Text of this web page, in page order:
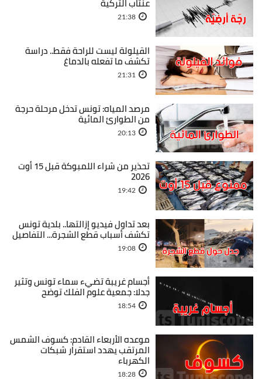
عنتاب التركية
21:38
القيلولة ليست للراحة فقط.. دراسة
تكشف ما تفعله بالدماغ
21:31
مرصد المياه: تونس تدخل مرحلة حرجة
من الطوارئ المائية
20:13
تحذير من شراء اللمبوكة قبل 15 أوت
2026
19:42
بعد تداول فيديو إزالتها.. بلدية تونس
تكشف أسباب قطع الشجرة... التفاصيل
19:08
أجسام غريبة تضيء سماء تونس وتثير
جدلا: جمعية علوم الفلك توضح
18:54
موعده الأربعاء القادم: كسوف الشمس
المرتقب يهدد استقرار شبكات
الكهرباء
18:28